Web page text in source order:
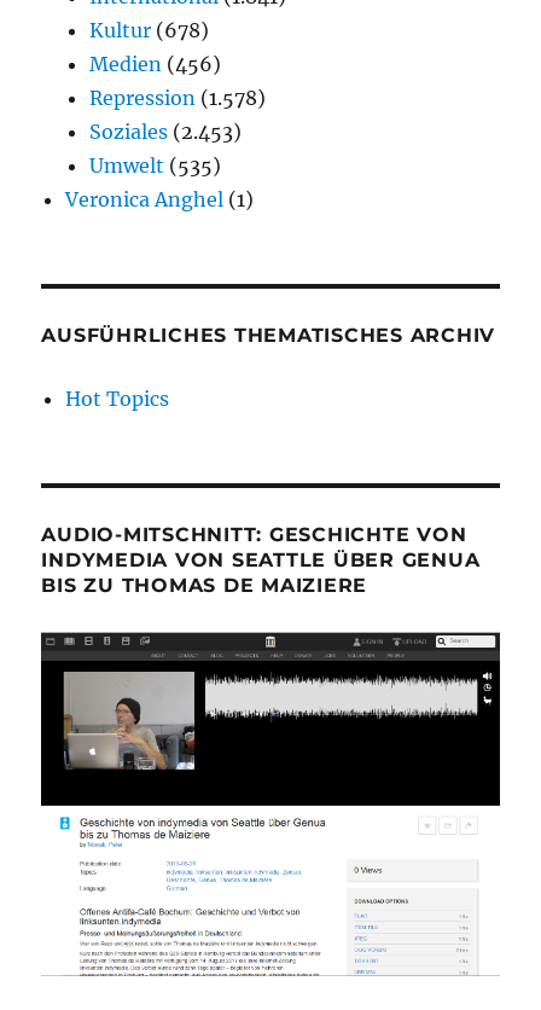
Kultur (678)
Medien (456)
Repression (1.578)
Soziales (2.453)
Umwelt (535)
Veronica Anghel (1)
AUSFÜHRLICHES THEMATISCHES ARCHIV
Hot Topics
AUDIO-MITSCHNITT: GESCHICHTE VON
INDYMEDIA VON SEATTLE ÜBER GENUA
BIS ZU THOMAS DE MAIZIERE